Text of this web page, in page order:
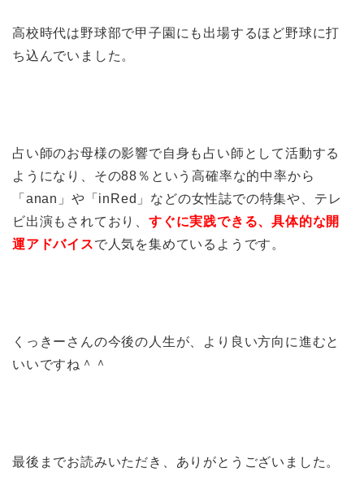
高校時代は野球部で甲子園にも出場するほど野球に打
ち込んでいました。
占い師のお母様の影響で自身も占い師として活動する
ようになり、その88％という高確率な的中率から
「anan」や「inRed」などの女性誌での特集や、テレ
ビ出演もされており、 すぐに実践できる、具体的な開
運アドバイスで人気を集めているようです。
くっきーさんの今後の人生が、より良い方向に進むと
いいですね＾＾
最後までお読みいただき、ありがとうございました。